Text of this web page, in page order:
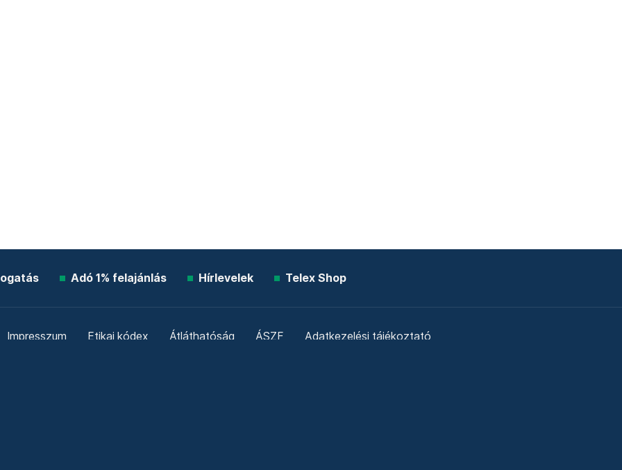
Adó 1% felajánlás Hírlevelek Telex Shop
Impresszum Etikai kódex Átláthatóság ÁSZF Adatkezelési tájékoztató